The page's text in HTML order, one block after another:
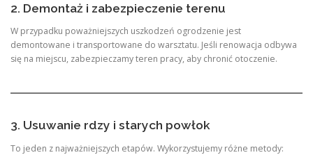
2. Demontaż i zabezpieczenie terenu
W przypadku poważniejszych uszkodzeń ogrodzenie jest
demontowane i transportowane do warsztatu. Jeśli renowacja odbywa
się na miejscu, zabezpieczamy teren pracy, aby chronić otoczenie.
3. Usuwanie rdzy i starych powłok
To jeden z najważniejszych etapów. Wykorzystujemy różne metody: